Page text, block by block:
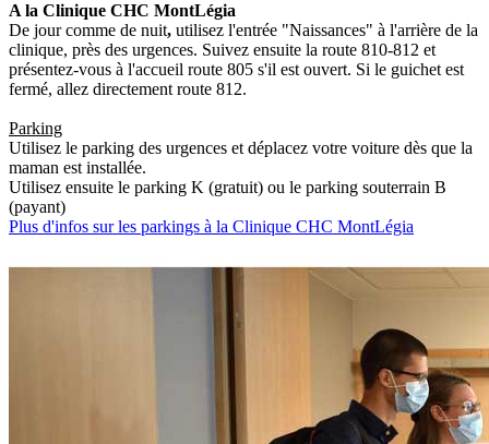
A la Clinique CHC MontLégia
De jour comme de nuit, utilisez l'entrée "Naissances" à l'arrière de la
clinique, près des urgences. Suivez ensuite la route 810-812 et
présentez-vous à l'accueil route 805 s'il est ouvert. Si le guichet est
fermé, allez directement route 812.
Parking
Utilisez le parking des urgences et déplacez votre voiture dès que la
maman est installée.
Utilisez ensuite le parking K (gratuit) ou le parking souterrain B
(payant)
Plus d'infos sur les parkings à la Clinique CHC MontLégia